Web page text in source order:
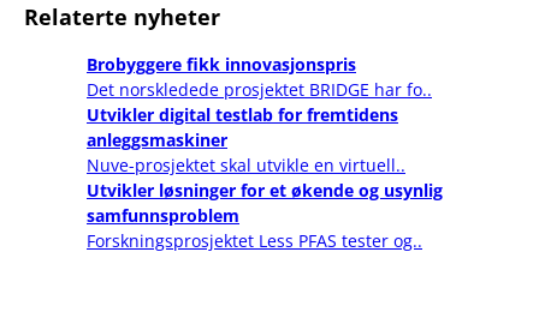
Relaterte nyheter
Brobyggere fikk innovasjonspris
Det norskledede prosjektet BRIDGE har fo..
Utvikler digital testlab for fremtidens
anleggsmaskiner
Nuve-prosjektet skal utvikle en virtuell..
Utvikler løsninger for et økende og usynlig
samfunnsproblem
Forskningsprosjektet Less PFAS tester og..